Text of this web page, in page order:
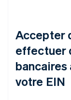
Accepter
effectuer
bancaires
votre EIN